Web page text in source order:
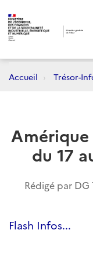
Accueil Trésor-
Amérique
du 17
Rédigé par DG
Flash Infos...